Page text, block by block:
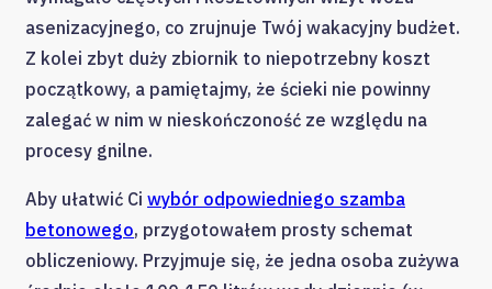
asenizacyjnego, co zrujnuje Twój wakacyjny budżet.
Z kolei zbyt duży zbiornik to niepotrzebny koszt
początkowy, a pamiętajmy, że ścieki nie powinny
zalegać w nim w nieskończoność ze względu na
procesy gnilne.
Aby ułatwić Ci wybór odpowiedniego szamba
betonowego, przygotowałem prosty schemat
obliczeniowy. Przyjmuje się, że jedna osoba zużywa